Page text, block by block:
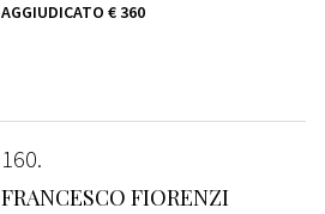
AGGIUDICATO € 360
160
FRANCESCO FIORENZI